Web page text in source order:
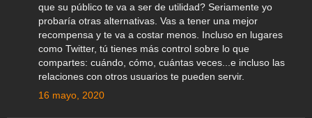
que su público te va a ser de utilidad? Seriamente yo
probaría otras alternativas. Vas a tener una mejor
recompensa y te va a costar menos. Incluso en lugares
como Twitter, tú tienes más control sobre lo que
compartes: cuándo, cómo, cuántas veces...e incluso las
relaciones con otros usuarios te pueden servir.
16 mayo, 2020